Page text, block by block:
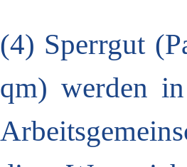
(4) Sperrgut
qm) werden